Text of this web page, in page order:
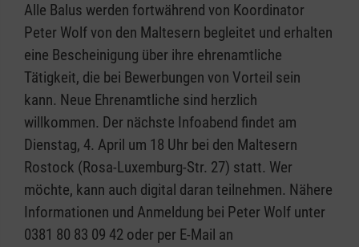
Alle Balus werden fortwährend von Koordinator
Peter Wolf von den Maltesern begleitet und erhalten
eine Bescheinigung über ihre ehrenamtliche
Tätigkeit, die bei Bewerbungen von Vorteil sein
kann. Neue Ehrenamtliche sind herzlich
willkommen. Der nächste Infoabend findet am
Dienstag, 4. April um 18 Uhr bei den Maltesern
Rostock (Rosa-Luxemburg-Str. 27) statt. Wer
möchte, kann auch digital daran teilnehmen. Nähere
Informationen und Anmeldung bei Peter Wolf unter
0381 80 83 09 42 oder per E-Mail an